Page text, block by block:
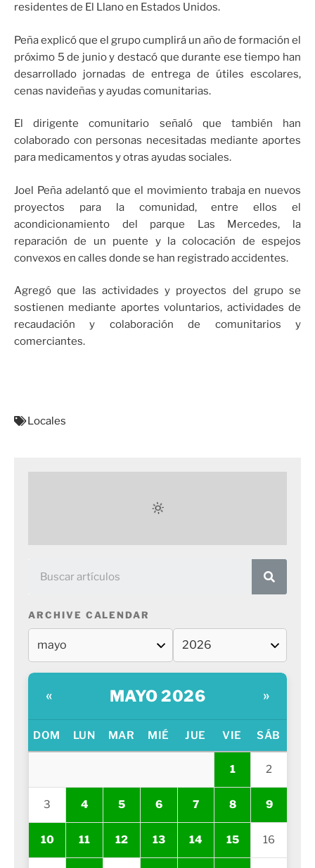
residentes de El Llano en Estados Unidos.
Peña explicó que el grupo cumplirá un año de formación el
próximo 5 de junio y destacó que durante ese tiempo han
desarrollado jornadas de entrega de útiles escolares,
cenas navideñas y ayudas comunitarias.
El dirigente comunitario señaló que también han
colaborado con personas necesitadas mediante aportes
para medicamentos y otras ayudas sociales.
Joel Peña adelantó que el movimiento trabaja en nuevos
proyectos para la comunidad, entre ellos el
acondicionamiento del parque Las Mercedes, la
reparación de un puente y la colocación de espejos
convexos en calles donde se han registrado accidentes.
Agregó que las actividades y proyectos del grupo se
sostienen mediante aportes voluntarios, actividades de
recaudación y colaboración de comunitarios y
comerciantes.
Locales
ARCHIVE CALENDAR
« MAYO 2026 »
DOM LUN MAR MIÉ JUE VIE SÁB
1 2
3 4 5 6 7 8 9
10 11 12 13 14 15 16